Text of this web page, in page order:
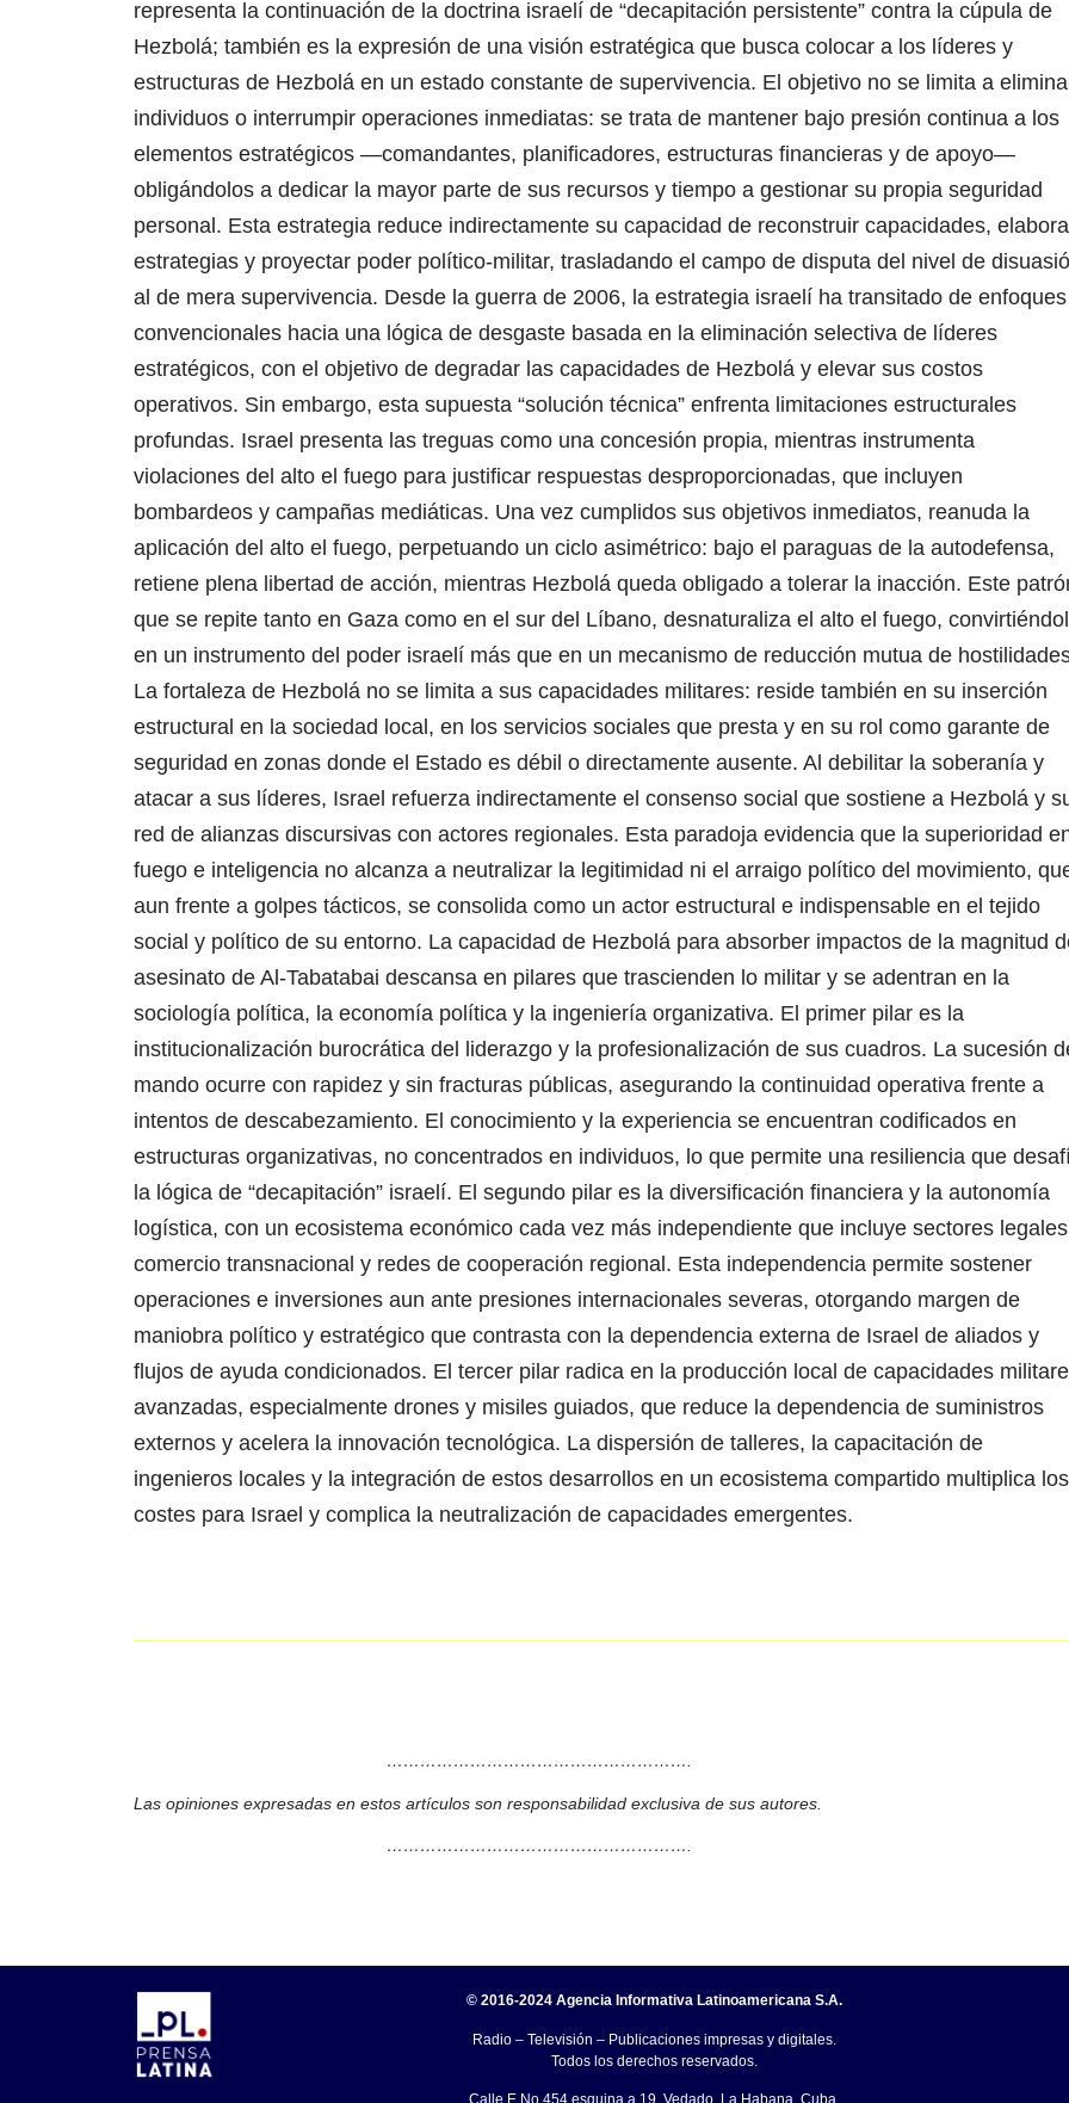
representa la continuación de la doctrina israelí de “decapitación persistente” contra la cúpula de
Hezbolá; también es la expresión de una visión estratégica que busca colocar a los líderes y
estructuras de Hezbolá en un estado constante de supervivencia. El objetivo no se limita a
individuos o interrumpir operaciones inmediatas: se trata de mantener bajo presión continua a los
elementos estratégicos —comandantes, planificadores, estructuras financieras y de apoyo—
obligándolos a dedicar la mayor parte de sus recursos y tiempo a gestionar su propia seguridad
personal. Esta estrategia reduce indirectamente su capacidad de reconstruir capacidades,
estrategias y proyectar poder político-militar, trasladando el campo de disputa del nivel de
al de mera supervivencia. Desde la guerra de 2006, la estrategia israelí ha transitado de enfoques
convencionales hacia una lógica de desgaste basada en la eliminación selectiva de líderes
estratégicos, con el objetivo de degradar las capacidades de Hezbolá y elevar sus costos
operativos. Sin embargo, esta supuesta “solución técnica” enfrenta limitaciones estructurales
profundas. Israel presenta las treguas como una concesión propia, mientras instrumenta
violaciones del alto el fuego para justificar respuestas desproporcionadas, que incluyen
bombardeos y campañas mediáticas. Una vez cumplidos sus objetivos inmediatos, reanuda la
aplicación del alto el fuego, perpetuando un ciclo asimétrico: bajo el paraguas de la autodefensa,
retiene plena libertad de acción, mientras Hezbolá queda obligado a tolerar la inacción. Este
que se repite tanto en Gaza como en el sur del Líbano, desnaturaliza el alto el fuego,
en un instrumento del poder israelí más que en un mecanismo de reducción mutua de
La fortaleza de Hezbolá no se limita a sus capacidades militares: reside también en su inserción
estructural en la sociedad local, en los servicios sociales que presta y en su rol como garante de
seguridad en zonas donde el Estado es débil o directamente ausente. Al debilitar la soberanía y
atacar a sus líderes, Israel refuerza indirectamente el consenso social que sostiene a Hezbolá y
red de alianzas discursivas con actores regionales. Esta paradoja evidencia que la superioridad
fuego e inteligencia no alcanza a neutralizar la legitimidad ni el arraigo político del movimiento,
aun frente a golpes tácticos, se consolida como un actor estructural e indispensable en el tejido
social y político de su entorno. La capacidad de Hezbolá para absorber impactos de la magnitud
asesinato de Al-Tabatabai descansa en pilares que trascienden lo militar y se adentran en la
sociología política, la economía política y la ingeniería organizativa. El primer pilar es la
institucionalización burocrática del liderazgo y la profesionalización de sus cuadros. La sucesión
mando ocurre con rapidez y sin fracturas públicas, asegurando la continuidad operativa frente a
intentos de descabezamiento. El conocimiento y la experiencia se encuentran codificados en
estructuras organizativas, no concentrados en individuos, lo que permite una resiliencia que
la lógica de “decapitación” israelí. El segundo pilar es la diversificación financiera y la autonomía
logística, con un ecosistema económico cada vez más independiente que incluye sectores
comercio transnacional y redes de cooperación regional. Esta independencia permite sostener
operaciones e inversiones aun ante presiones internacionales severas, otorgando margen de
maniobra político y estratégico que contrasta con la dependencia externa de Israel de aliados y
flujos de ayuda condicionados. El tercer pilar radica en la producción local de capacidades
avanzadas, especialmente drones y misiles guiados, que reduce la dependencia de suministros
externos y acelera la innovación tecnológica. La dispersión de talleres, la capacitación de
ingenieros locales y la integración de estos desarrollos en un ecosistema compartido multiplica los
costes para Israel y complica la neutralización de capacidades emergentes.
……………………………………………….
Las opiniones expresadas en estos artículos son responsabilidad exclusiva de sus autores.
……………………………………………….
© 2016-2024 Agencia Informativa Latinoamericana S.A.
Radio – Televisión – Publicaciones impresas y digitales.
Todos los derechos reservados.